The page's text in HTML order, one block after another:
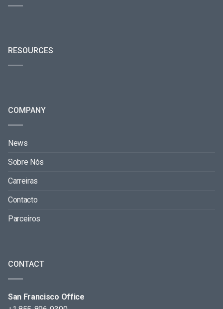
RESOURCES
COMPANY
News
Sobre Nós
Carreiras
Contacto
Parceiros
CONTACT
San Francisco Office